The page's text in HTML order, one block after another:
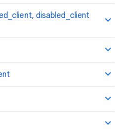
disabled_client